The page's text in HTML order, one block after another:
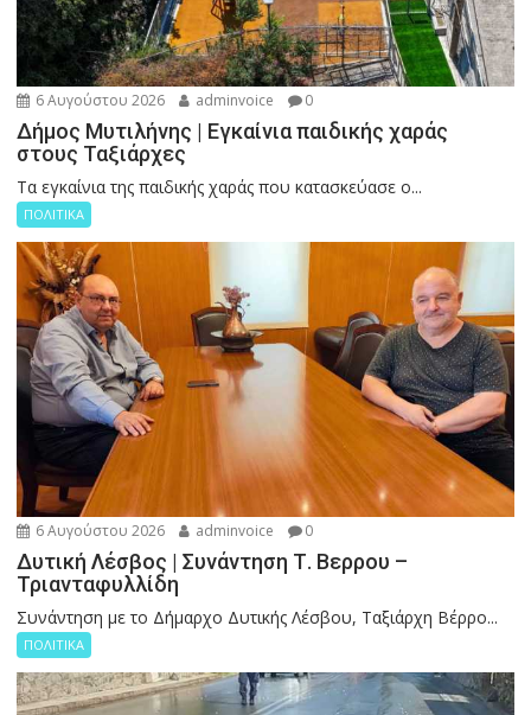
6 Αυγούστου 2026 adminvoice 0
Δήμος Μυτιλήνης | Εγκαίνια παιδικής χαράς
στους Ταξιάρχες
Tα εγκαίνια της παιδικής χαράς που κατασκεύασε ο...
ΠΟΛΙΤΙΚΑ
6 Αυγούστου 2026 adminvoice 0
Δυτική Λέσβος | Συνάντηση Τ. Βερρου –
Τριανταφυλλίδη
Συνάντηση με το Δήμαρχο Δυτικής Λέσβου, Ταξιάρχη Βέρρο...
ΠΟΛΙΤΙΚΑ